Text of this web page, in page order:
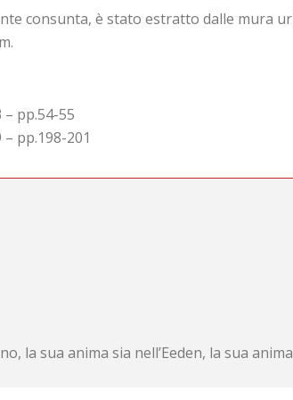
consunta, è stato estratto dalle mura
pp.54-55
pp.198-201
la sua anima sia nell’Eeden, la sua